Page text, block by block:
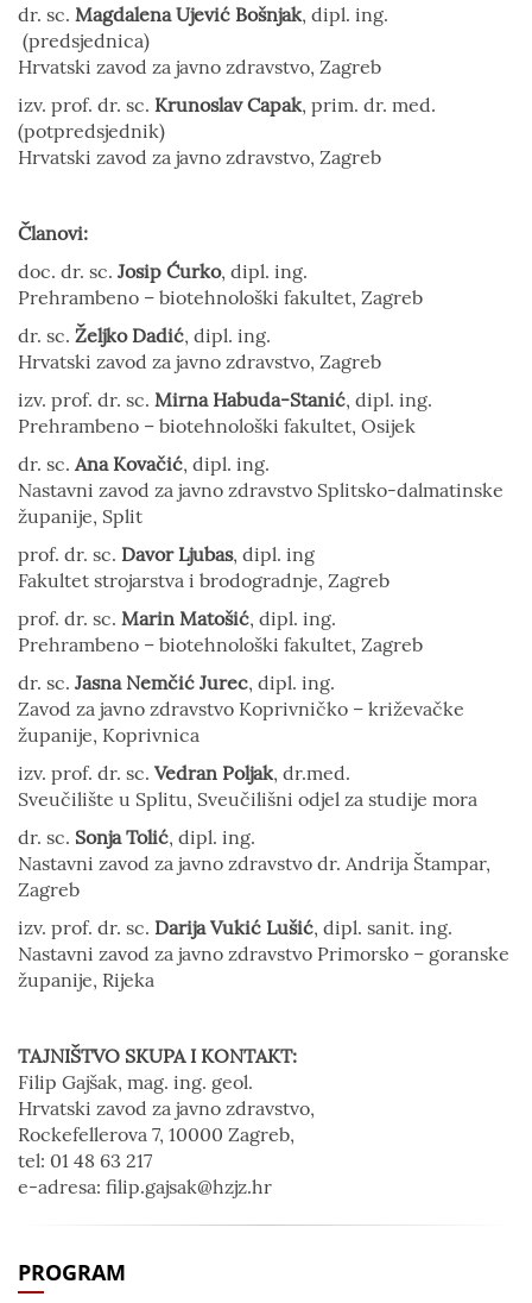
dr. sc. Magdalena Ujević Bošnjak, dipl. ing.
(predsjednica)
Hrvatski zavod za javno zdravstvo, Zagreb
izv. prof. dr. sc. Krunoslav Capak, prim. dr. med.
(potpredsjednik)
Hrvatski zavod za javno zdravstvo, Zagreb
Članovi:
doc. dr. sc. Josip Ćurko, dipl. ing.
Prehrambeno – biotehnološki fakultet, Zagreb
dr. sc. Željko Dadić, dipl. ing.
Hrvatski zavod za javno zdravstvo, Zagreb
izv. prof. dr. sc. Mirna Habuda-Stanić, dipl. ing.
Prehrambeno – biotehnološki fakultet, Osijek
dr. sc. Ana Kovačić, dipl. ing.
Nastavni zavod za javno zdravstvo Splitsko-dalmatinske
županije, Split
prof. dr. sc. Davor Ljubas, dipl. ing
Fakultet strojarstva i brodogradnje, Zagreb
prof. dr. sc. Marin Matošić, dipl. ing.
Prehrambeno – biotehnološki fakultet, Zagreb
dr. sc. Jasna Nemčić Jurec, dipl. ing.
Zavod za javno zdravstvo Koprivničko – križevačke
županije, Koprivnica
izv. prof. dr. sc. Vedran Poljak, dr.med.
Sveučilište u Splitu, Sveučilišni odjel za studije mora
dr. sc. Sonja Tolić, dipl. ing.
Nastavni zavod za javno zdravstvo dr. Andrija Štampar,
Zagreb
izv. prof. dr. sc. Darija Vukić Lušić, dipl. sanit. ing.
Nastavni zavod za javno zdravstvo Primorsko – goranske
županije, Rijeka
TAJNIŠTVO SKUPA I KONTAKT:
Filip Gajšak, mag. ing. geol.
Hrvatski zavod za javno zdravstvo,
Rockefellerova 7, 10000 Zagreb,
tel: 01 48 63 217
e-adresa: filip.gajsak@hzjz.hr
PROGRAM